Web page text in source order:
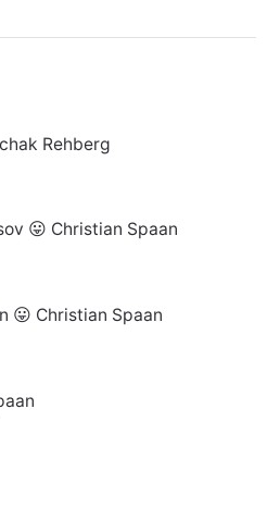
Rehberg
😛 Christian Spaan
😛 Christian Spaan